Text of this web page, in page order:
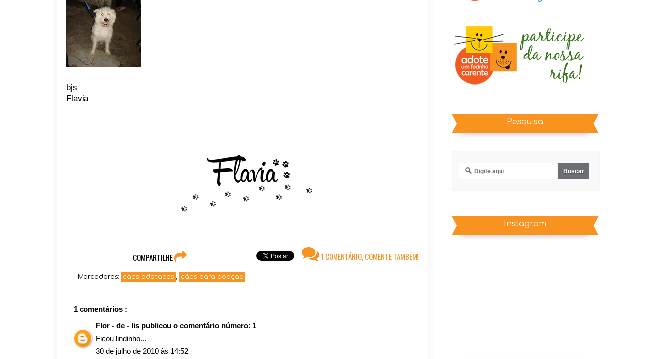
bjs
Flavia
1 COMENTÁRIO, COMENTE TAMBÉM!
COMPARTILHE
Marcadores: caes adotados , cães para doaçao
1 comentários :
Flor - de - lis publicou o comentário número: 1
Ficou lindinho...
30 de julho de 2010 às 14:52
Pesquisa
Instagram